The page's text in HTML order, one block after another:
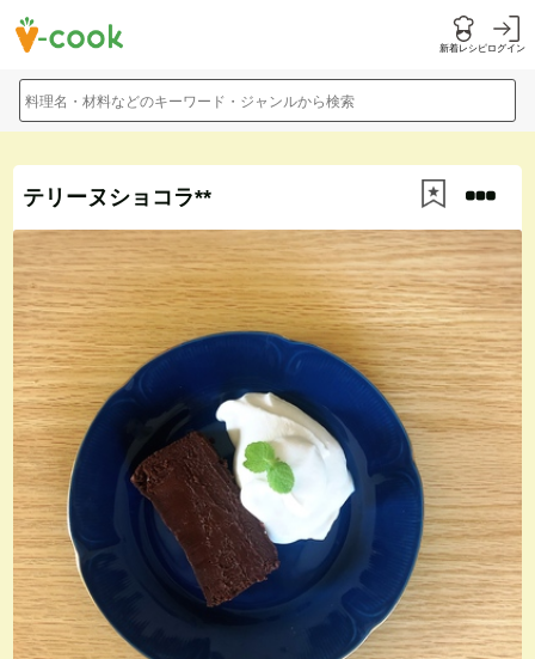
新着レシピログイン
料理名・材料などのキーワード・ジャンルから検索
テリーヌショコラ**